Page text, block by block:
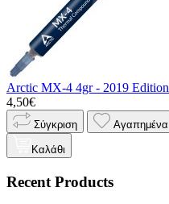
Arctic MX-4 4gr - 2019 Edition
4,50€
Σύγκριση Αγαπημένα
Καλάθι
Recent Products